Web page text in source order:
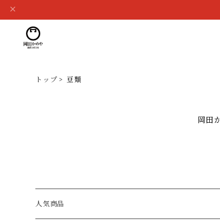
トップ 豆類
岡田
人気商品